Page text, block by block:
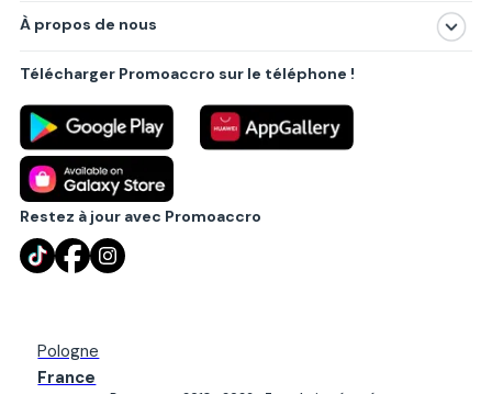
Produits
Villes principales
À propos de nous
Politique de confidentialité
Règlements
Partenariat B2B
Blog
Contact
Télécharger Promoaccro sur le téléphone !
Restez à jour avec Promoaccro
Pologne
France